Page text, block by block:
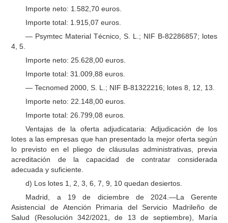
Importe neto: 1.582,70 euros.
Importe total: 1.915,07 euros.
— Psymtec Material Técnico, S. L.; NIF B-82286857; lotes
4, 5.
Importe neto: 25.628,00 euros.
Importe total: 31.009,88 euros.
— Tecnomed 2000, S. L.; NIF B-81322216; lotes 8, 12, 13.
Importe neto: 22.148,00 euros.
Importe total: 26.799,08 euros.
Ventajas de la oferta adjudicataria: Adjudicación de los
lotes a las empresas que han presentado la mejor oferta según
lo previsto en el pliego de cláusulas administrativas, previa
acreditación de la capacidad de contratar considerada
adecuada y suficiente.
d) Los lotes 1, 2, 3, 6, 7, 9, 10 quedan desiertos.
Madrid, a 19 de diciembre de 2024.—La Gerente
Asistencial de Atención Primaria del Servicio Madrileño de
Salud (Resolución 342/2021, de 13 de septiembre), María